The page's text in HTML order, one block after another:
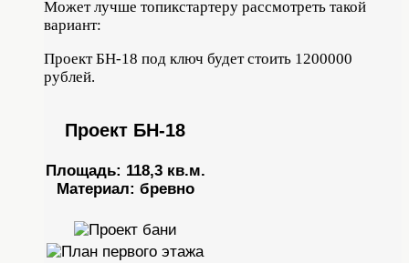
Может лучше топикстартеру рассмотреть такой
вариант:
Проект БН-18 под ключ будет стоить 1200000
рублей.
Проект БН-18
Площадь: 118,3 кв.м.
Материал: бревно